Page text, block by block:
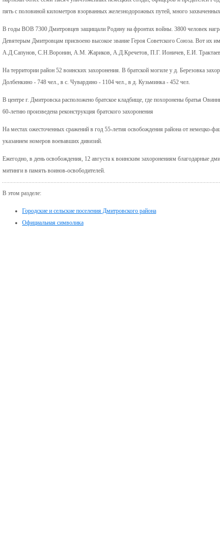
пять с половиной километров взорванных железнодорожных путей, много
В годы ВОВ 7300 Дмитровцев защищали Родину на фронтах войны. 3800 человек
Девятерым Дмитровцам присвоено высокое звание Героя Советского Союза. Вот
А.Д.Сапунов, С.Н.Воронин, А.М. Жариков, А.Д.Кречетов, П.Г. Ионичев, Е.И.
На территории район 52 воинских захоронения. В братской могиле у д. Березовка
Долбенкино - 748 чел., в с. Чувардино - 1104 чел., в д. Кузьминка - 452 чел.
В центре г. Дмитровска расположено братское кладбище, где похоронены братья
60-летию произведена реконструкция братского захоронения
На местах ожесточенных сражений в год 55-летия освобождения района от немецко-
указанием номеров воевавших дивизий.
Ежегодно, в день освобождения, 12 августа к воинским захоронениям благодарные
митинги в память воинов-освободителей.
В этом разделе:
Городские и сельские поселения Дмитровского района
Официальная символика